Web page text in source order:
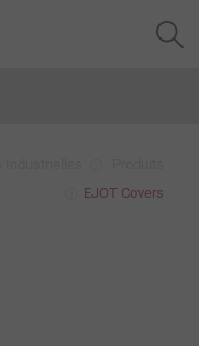
EJOT Covers